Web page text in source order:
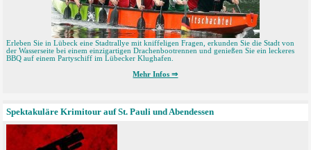
Erleben Sie in Lübeck eine Stadtrallye mit kniffeligen Fragen, erkunden Sie die Stadt von
der Wasserseite bei einem einzigartigen Drachenbootrennen und genießen Sie ein leckeres
BBQ auf einem Partyschiff im Lübecker Klughafen.
Mehr Infos ⇒
Spektakuläre Krimitour auf St. Pauli und Abendessen